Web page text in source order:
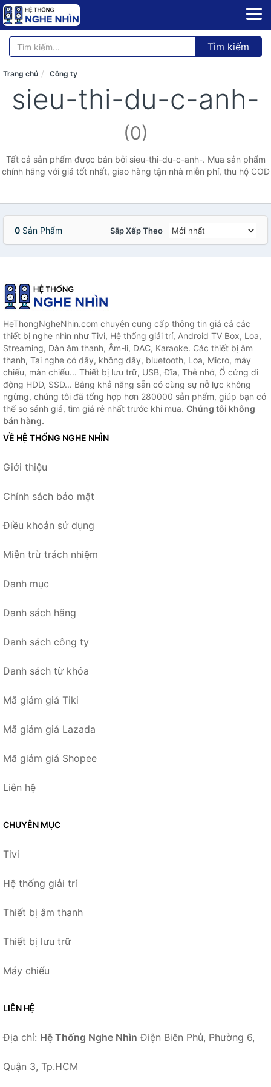
Tìm kiếm
Trang chủ Công ty
sieu-thi-du-c-anh-
(0)
Tất cả sản phẩm được bán bởi sieu-thi-du-c-anh-. Mua sản phẩm
chính hãng với giá tốt nhất, giao hàng tận nhà miễn phí, thu hộ COD
0 Sản Phẩm Sắp Xếp Theo
HeThongNgheNhin.com chuyên cung cấp thông tin giá cả các
thiết bị nghe nhìn như Tivi, Hệ thống giải trí, Android TV Box, Loa,
Streaming, Dàn âm thanh, Âm-li, DAC, Karaoke. Các thiết bị âm
thanh, Tai nghe có dây, không dây, bluetooth, Loa, Micro, máy
chiếu, màn chiếu... Thiết bị lưu trữ, USB, Đĩa, Thẻ nhớ, Ổ cứng di
động HDD, SSD... Bằng khả năng sẵn có cùng sự nỗ lực không
ngừng, chúng tôi đã tổng hợp hơn 280000 sản phẩm, giúp bạn có
thể so sánh giá, tìm giá rẻ nhất trước khi mua. Chúng tôi không
bán hàng.
VỀ HỆ THỐNG NGHE NHÌN
Giới thiệu
Chính sách bảo mật
Điều khoản sử dụng
Miễn trừ trách nhiệm
Danh mục
Danh sách hãng
Danh sách công ty
Danh sách từ khóa
Mã giảm giá Tiki
Mã giảm giá Lazada
Mã giảm giá Shopee
Liên hệ
CHUYÊN MỤC
Tivi
Hệ thống giải trí
Thiết bị âm thanh
Thiết bị lưu trữ
Máy chiếu
LIÊN HỆ
Địa chỉ: Hệ Thống Nghe Nhìn Điện Biên Phủ, Phường 6,
Quận 3, Tp.HCM